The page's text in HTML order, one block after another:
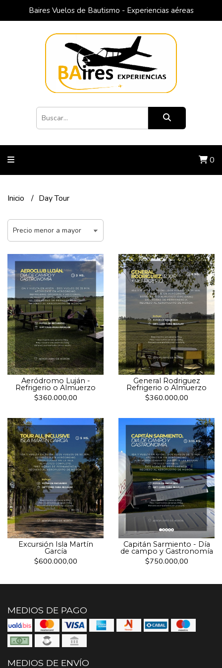
Baires Vuelos de Bautismo - Experiencias aéreas
0
Inicio Day Tour
Aeródromo Luján -
Refrigerio o Almuerzo
$360.000,00
General Rodriguez
Refrigerio o Almuerzo
$360.000,00
Excursión Isla Martín
García
$600.000,00
Capitán Sarmiento - Día
de campo y Gastronomía
$750.000,00
MEDIOS DE PAGO
MEDIOS DE ENVÍO